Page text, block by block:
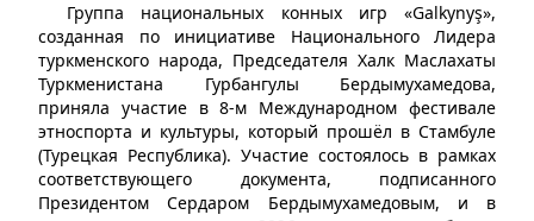
Группа национальных конных игр «Galkynyş»,
созданная по инициативе Национального Лидера
туркменского народа, Председателя Халк Маслахаты
Туркменистана Гурбангулы Бердымухамедова,
приняла участие в 8-м Международном фестивале
этноспорта и культуры, который прошёл в Стамбуле
(Турецкая Республика). Участие состоялось в рамках
соответствующего документа, подписанного
Президентом Сердаром Бердымухамедовым, и в